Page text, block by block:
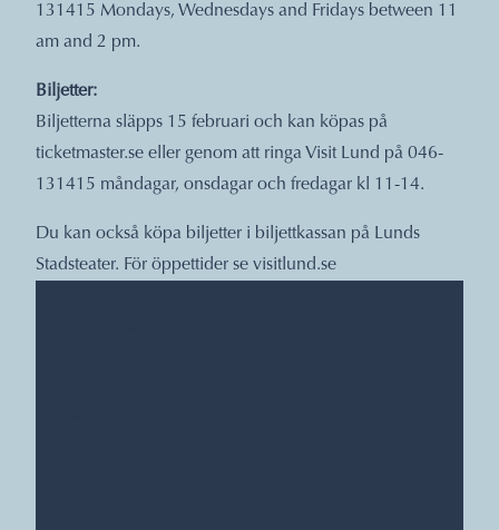
131415 Mondays, Wednesdays and Fridays between 11
am and 2 pm.
Biljetter:
Biljetterna släpps 15 februari och kan köpas på
ticketmaster.se eller genom att ringa Visit Lund på 046-
131415 måndagar, onsdagar och fredagar kl 11-14.
Du kan också köpa biljetter i biljettkassan på Lunds
Stadsteater. För öppettider se visitlund.se